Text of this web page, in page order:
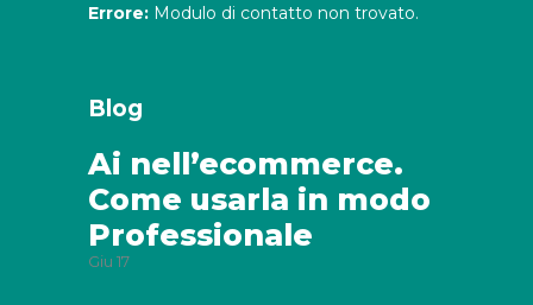
Errore: Modulo di contatto non trovato.
Blog
Ai nell’ecommerce.
Come usarla in modo
Professionale
Giu 17